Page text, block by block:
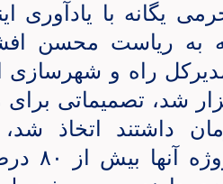
یگانه با یادآوری
به ریاست محسن
راه و
داشتند اتخاذ